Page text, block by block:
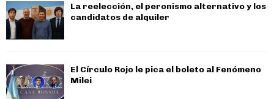
La reelección, el peronismo alternativo y los
candidatos de alquiler
El Círculo Rojo le pica el boleto al Fenómeno
Milei